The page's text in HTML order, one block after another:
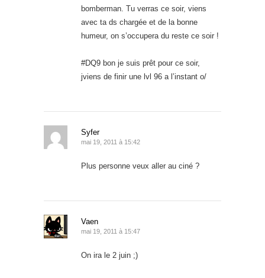
bomberman. Tu verras ce soir, viens
avec ta ds chargée et de la bonne
humeur, on s’occupera du reste ce soir !
#DQ9 bon je suis prêt pour ce soir,
jviens de finir une lvl 96 a l’instant o/
Syfer
mai 19, 2011 à 15:42
Plus personne veux aller au ciné ?
Vaen
mai 19, 2011 à 15:47
On ira le 2 juin ;)